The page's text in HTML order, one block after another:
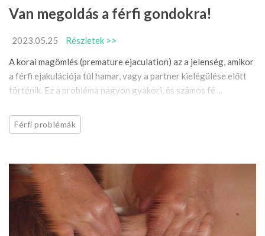
Van megoldás a férfi gondokra!
2023.05.25
Részletek >>
A korai magömlés (premature ejaculation) az a jelenség, amikor
a férfi ejakulációja túl hamar, vagy a partner kielégülése előtt
történik. Ez a probléma nagyon gyakori, és számos fé ...
Férfi problémák